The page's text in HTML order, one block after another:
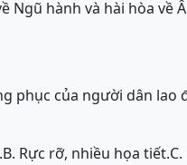
Ngũ hành và hài hòa về
phục của người dân
B. Rực rỡ, nhiều họa tiết.